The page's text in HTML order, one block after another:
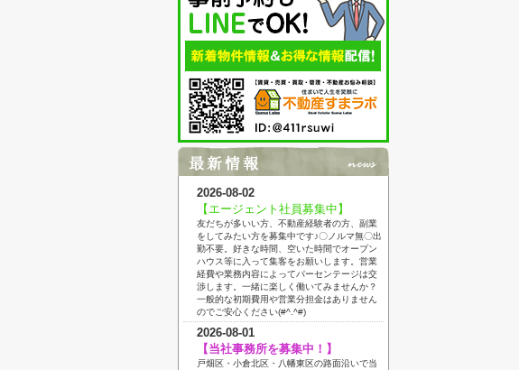
2026-08-02
【エージェント社員募集中】
友だちが多いい方、不動産経験者の方、副業
をしてみたい方を募集中です♪〇ノルマ無〇出
勤不要。好きな時間、空いた時間でオープン
ハウス等に入って集客をお願いします。営業
経費や業務内容によってパーセンテージは交
渉します。一緒に楽しく働いてみませんか？
一般的な初期費用や営業分担金はありません
のでご安心ください(#^.^#)
2026-08-01
【当社事務所を募集中！】
戸畑区・小倉北区・八幡東区の路面沿いで当